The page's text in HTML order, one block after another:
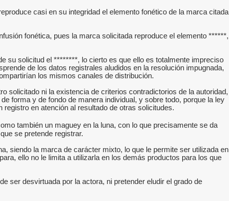
casi en su integridad el elemento fonético de la marca citada
fonética, pues la marca solicitada reproduce el elemento ******,
su solicitud el ********, lo cierto es que ello es totalmente impreciso
de los datos registrales aludidos en la resolución impugnada,
los mismos canales de distribución.
solicitado ni la existencia de criterios contradictorios de la autoridad,
forma y de fondo de manera individual, y sobre todo, porque la ley
en atención al resultado de otras solicitudes.
también un maguey en la luna, con lo que precisamente se da
se pretende registrar.
siendo la marca de carácter mixto, lo que le permite ser utilizada en
ello no le limita a utilizarla en los demás productos para los que
ser desvirtuada por la actora, ni pretender eludir el grado de